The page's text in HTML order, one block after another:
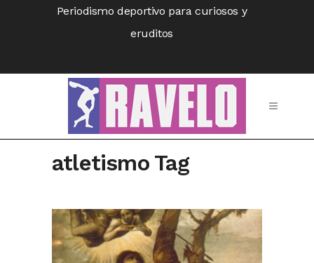
Periodismo deportivo para curiosos y
eruditos
atletismo Tag